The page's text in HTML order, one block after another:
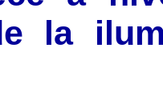
la